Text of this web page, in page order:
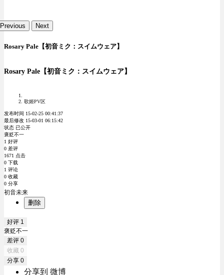
Previous Next
Rosary Pale【初音ミク：スイムウェア】
Rosary Pale【初音ミク：スイムウェア】
歌姬PV区
发布时间 15-02-25 00:41:37
最后修改 15-03-01 06:15:42
状态 已公开
褒贬不一
1 好评
0 差评
1671 点击
0 下载
1 评论
0 收藏
0 分享
初音未来
删除
好评 1
褒贬不一
差评 0
收藏 0
分享 0
分享到 微博